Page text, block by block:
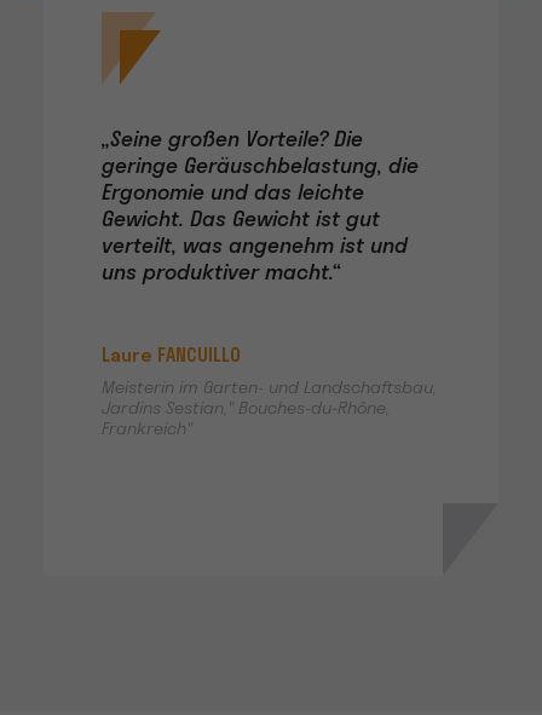
„Seine großen Vorteile? Die
geringe Geräuschbelastung, die
Ergonomie und das leichte
Gewicht. Das Gewicht ist gut
verteilt, was angenehm ist und
uns produktiver macht.“
Laure FANCUILLO
Meisterin im Garten- und Landschaftsbau,
Jardins Sestian," Bouches-du-Rhône,
Frankreich"